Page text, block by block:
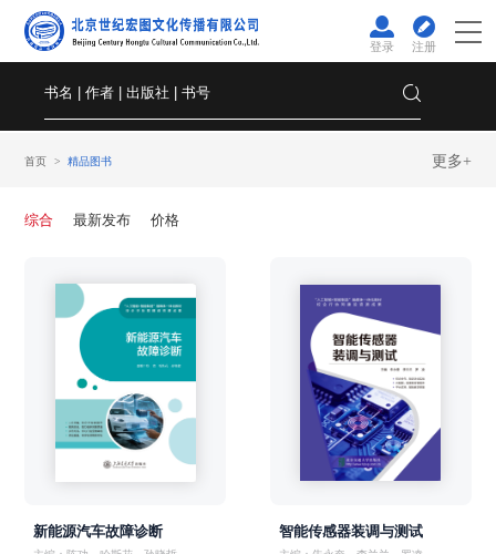
登录 注册
首页 精品图书 更多+
综合 最新发布 价格
新能源汽车故障诊断 智能传感器装调与测试